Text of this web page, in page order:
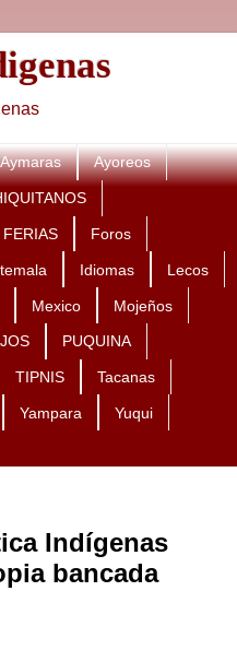
Aymaras Ayoreos
FERIAS Foros
Idiomas Lecos
Mexico Mojeños
PUQUINA
TIPNIS Tacanas
Yampara Yuqui
Indígenas
bancada